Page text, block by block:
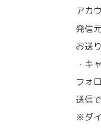
アカ
発信
お送
・キ
フォ
送信
※ダ